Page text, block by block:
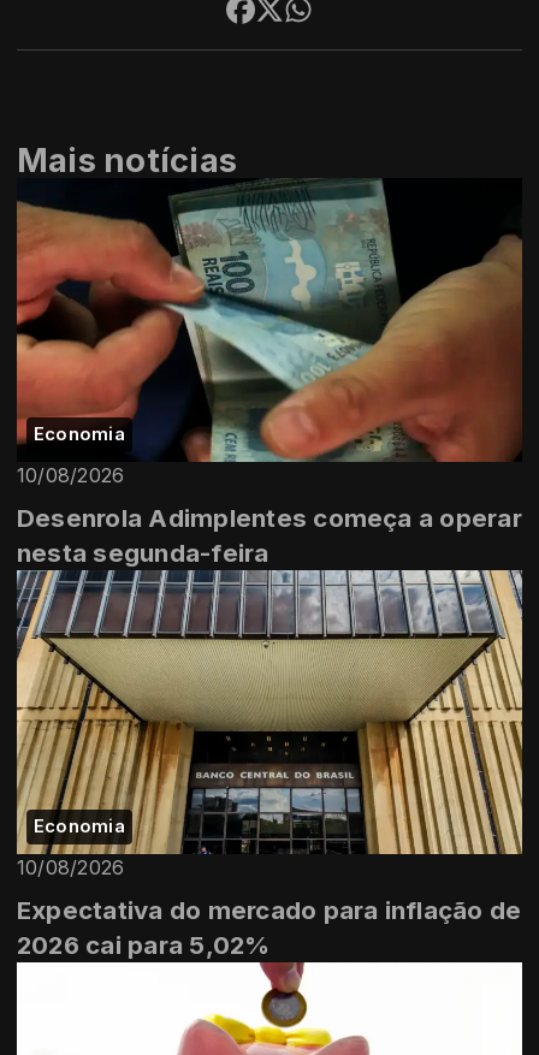
Mais notícias
Economia
10/08/2026
Desenrola Adimplentes começa a operar
nesta segunda-feira
Economia
10/08/2026
Expectativa do mercado para inflação de
2026 cai para 5,02%